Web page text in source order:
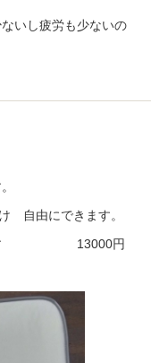
いし疲労も少ないの
自由にできます。
ｍです 13000円